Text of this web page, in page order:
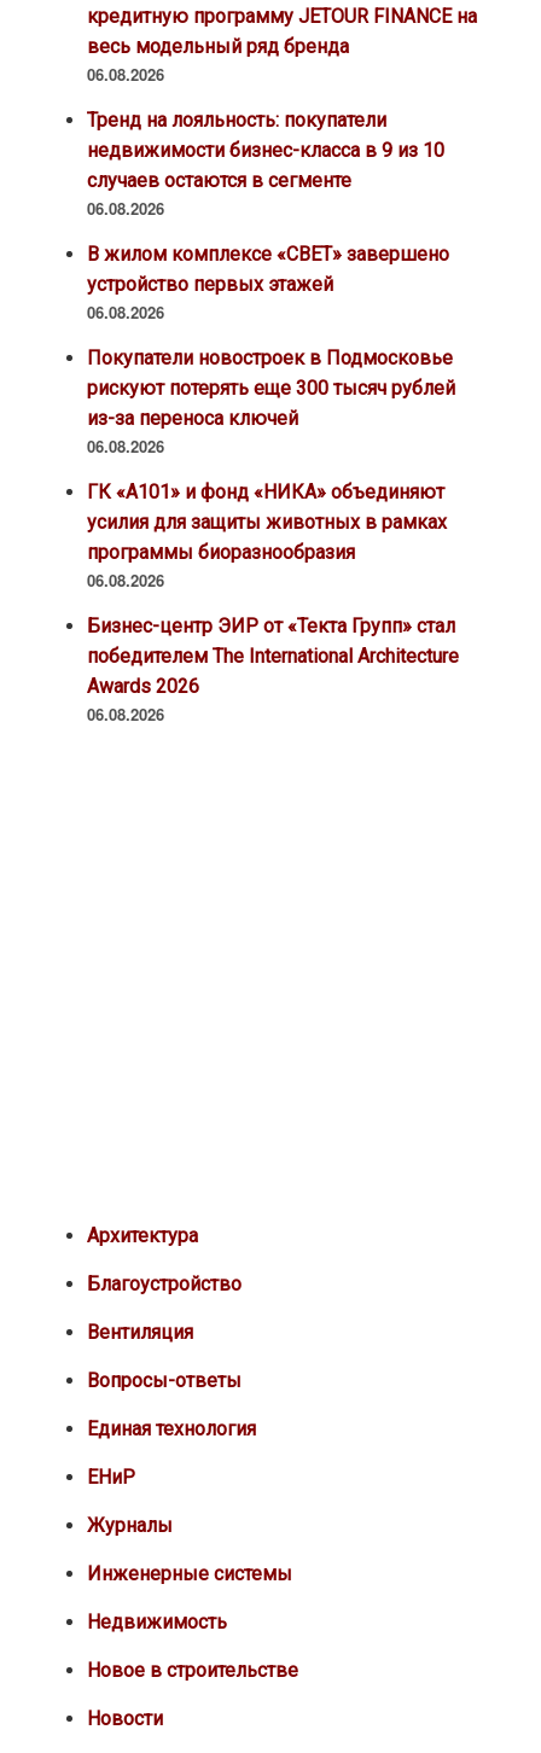
кредитную программу JETOUR FINANCE на
весь модельный ряд бренда
06.08.2026
Тренд на лояльность: покупатели
недвижимости бизнес-класса в 9 из 10
случаев остаются в сегменте
06.08.2026
В жилом комплексе «СВЕТ» завершено
устройство первых этажей
06.08.2026
Покупатели новостроек в Подмосковье
рискуют потерять еще 300 тысяч рублей
из-за переноса ключей
06.08.2026
ГК «А101» и фонд «НИКА» объединяют
усилия для защиты животных в рамках
программы биоразнообразия
06.08.2026
Бизнес-центр ЭИР от «Текта Групп» стал
победителем The International Architecture
Awards 2026
06.08.2026
Архитектура
Благоустройство
Вентиляция
Вопросы-ответы
Единая технология
ЕНиР
Журналы
Инженерные системы
Недвижимость
Новое в строительстве
Новости